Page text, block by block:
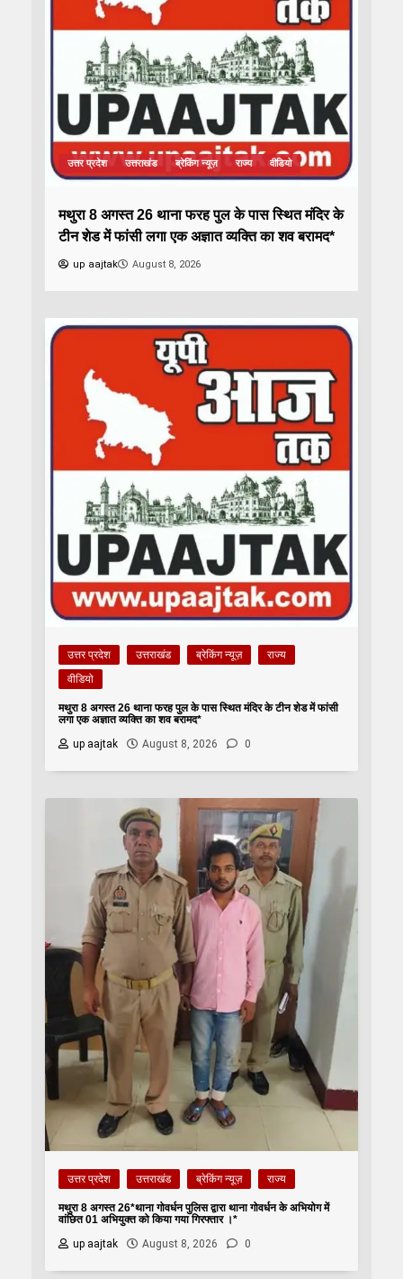
उत्तर प्रदेश उत्तराखंड ब्रेकिंग न्यूज़ राज्य वीडियो
मथुरा 8 अगस्त 26 थाना फरह पुल के पास स्थित मंदिर के
टीन शेड में फांसी लगा एक अज्ञात व्यक्ति का शव बरामद*
up aajtak August 8, 2026
उत्तर प्रदेश उत्तराखंड ब्रेकिंग न्यूज़
राज्य
वीडियो
मथुरा 8 अगस्त 26 थाना फरह पुल के पास स्थित मंदिर के टीन शेड में फांसी
लगा एक अज्ञात व्यक्ति का शव बरामद*
up aajtak
August 8, 2026 0
उत्तर प्रदेश उत्तराखंड ब्रेकिंग न्यूज़ राज्य
मथुरा 8 अगस्त 26*थाना गोवर्धन पुलिस द्वारा थाना गोवर्धन के अभियोग में
वांछित 01 अभियुक्त को किया गया गिरफ्तार ।*
up aajtak
August 8, 2026 0